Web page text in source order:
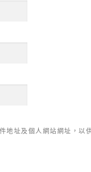
地址及個人網站網址，以